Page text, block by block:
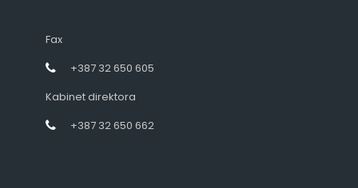
Fax
+387 32 650 605
Kabinet direktora
+387 32 650 662